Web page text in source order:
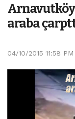
araba
04/10/2015 11:58 PM